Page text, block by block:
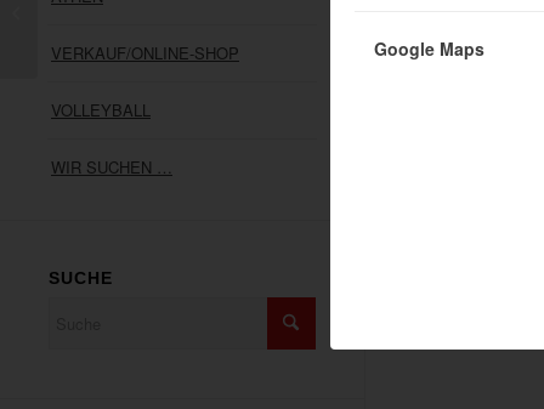
Google Maps
VERKAUF/ONLINE-SHOP
VOLLEYBALL
WIR SUCHEN …
SUCHE
SV05
Der Vorstand informiert!